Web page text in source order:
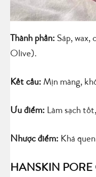
Thành phần: Sáp, wax,
Olive).
Kết cấu: Mịn màng,
Ưu điểm: Làm sạch
Nhược điểm: Khá
HANSKIN